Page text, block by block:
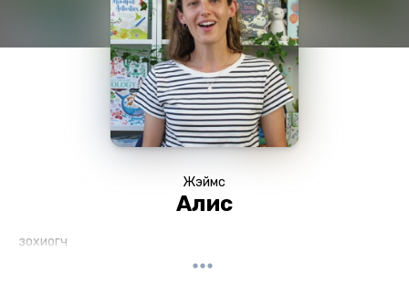
Жэймс
Алис
зохиогч